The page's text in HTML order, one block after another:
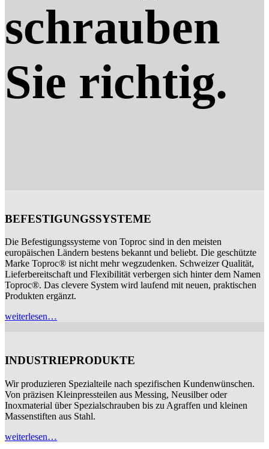
schrauben
Sie richtig.
BEFESTIGUNGSSYSTEME
Die Befestigungssysteme von Toproc sind in den meisten
europäischen Ländern bestens bekannt und beliebt. Die geschützte
Marke Toproc® ist nicht mehr wegzudenken. Schweizer Qualität,
Lieferbereitschaft und Flexibilität verbergen sich hinter dem Namen
Toproc®. Das clevere System wird laufend mit neuen, praktischen
Produkten ergänzt.
weiterlesen…
INDUSTRIEPRODUKTE
Wir produzieren Spezialteile nach spezifischen Kundenwünschen.
Von präzisen Kleinpressteilen aus Messing, Neusilber oder
Inoxmaterial über Spezialschrauben bis zu Agraffen und kleinen
Massenstiften aus Stahl.
weiterlesen…